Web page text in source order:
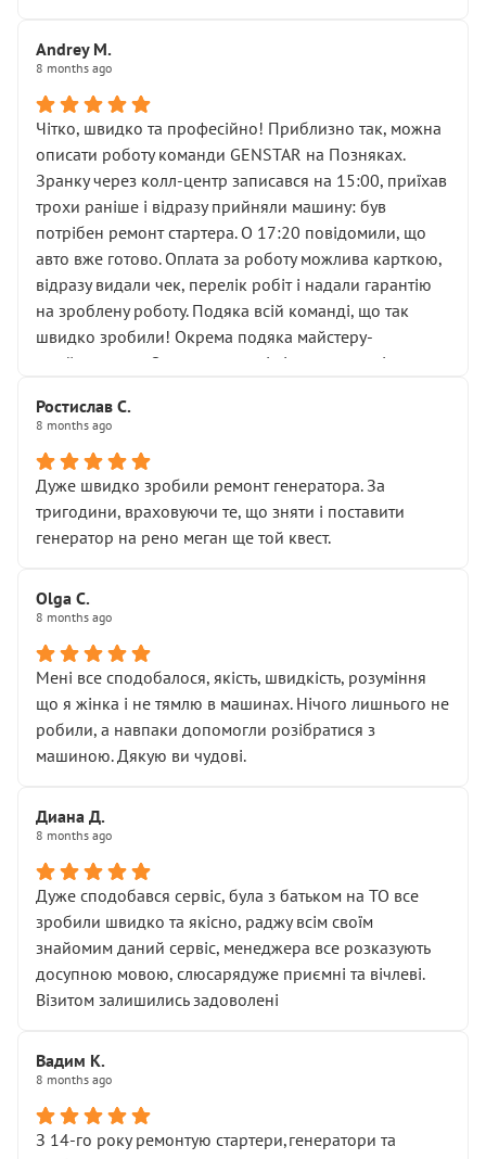
Для людини, яка хоча б трохи розуміється на техніці,
це звучить як мінімум непрофесійно, а як максимум —
спроба продати дорогий вузол замість елементарних
ущільнювачів.
Що прикро — це не перший мій візит. Раніше міняв у
вас стартер, і тоді сервіс наче справив хороше
враження. Але згодом знайшов декілька гайок під
лобовим склом. Мені пояснили, що це “старі гайки, які
відкручували”, і попросили не хвилюватися. ( надіюсь
новий власник, не застяг в полі))
Але після нинішнього візиту такі дрібниці вже не
здаються дрібницями.
Я — клієнт, який працює на довірі, і саме її цей сервіс
Хотілося б більше:
• належної уваги до авто
• прозорості в роботах і рахунках
• реальної діагностики, а не формального
“подивились і поїхав”
На жаль, складається враження, що сервіс працює не
Стосовно комунікації - все добре
Andrey M.
8 months ago
Чітко, швидко та професійно! Приблизно так, можна
описати роботу команди GENSTAR на Позняках.
Зранку через колл-центр записався на 15:00, приїхав
трохи раніше і відразу прийняли машину: був
потрібен ремонт стартера. О 17:20 повідомили, що
авто вже готово. Оплата за роботу можлива карткою,
відразу видали чек, перелік робіт і надали гарантію
на зроблену роботу. Подяка всій команді, що так
швидко зробили! Окрема подяка майстеру-
приймальнику Олександру: всі чітко та по суті.
звертатися до цього автосервісу.
Ростислав С.
8 months ago
Дуже швидко зробили ремонт генератора. За
тригодини, враховуючи те, що зняти і поставити
генератор на рено меган ще той квест.
Olga С.
8 months ago
Мені все сподобалося, якість, швидкість, розуміння
що я жінка і не тямлю в машинах. Нічого лишнього не
робили, а навпаки допомогли розібратися з
машиною. Дякую ви чудові.
Диана Д.
8 months ago
Дуже сподобався сервіс, була з батьком на ТО все
зробили швидко та якісно, раджу всім своїм
знайомим даний сервіс, менеджера все розказують
досупною мовою, слюсарядуже приємні та вічлеві.
Візитом залишились задоволені
Вадим К.
8 months ago
З 14-го року ремонтую стартери,генератори та